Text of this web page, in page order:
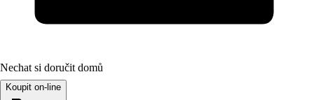
Nechat si doručit domů
Koupit on-line